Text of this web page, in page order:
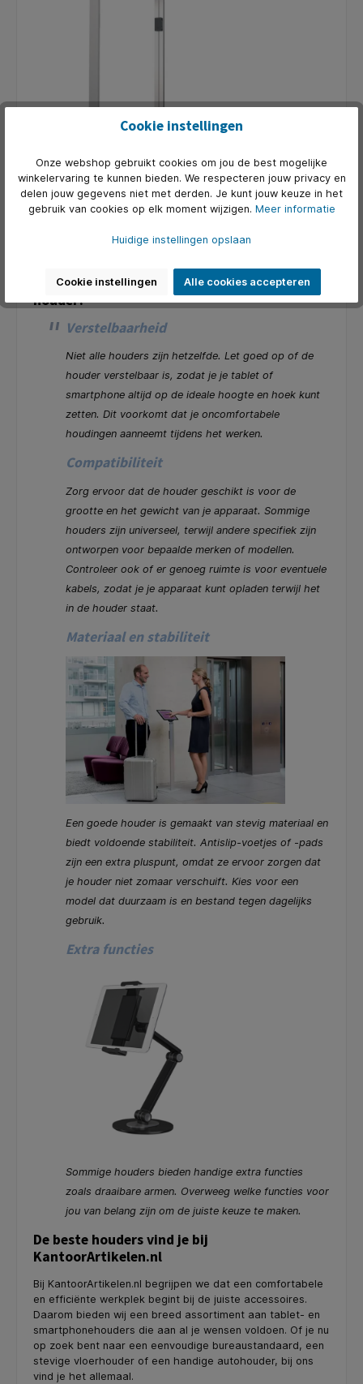
Vloerhouders zijn ideaal voor presentaties, beurzen
of andere situaties waarin je je tablet of smartphone
op een centrale plek wilt plaatsen. Deze houders zijn
vaak in hoogte verstelbaar en hebben een stabiele
Waar moet je op letten bij het kopen van een
houder?
Verstelbaarheid
Niet alle houders zijn hetzelfde. Let goed op of de
houder verstelbaar is, zodat je je tablet of
smartphone altijd op de ideale hoogte en hoek kunt
zetten. Dit voorkomt dat je oncomfortabele
houdingen aanneemt tijdens het werken.
Compatibiliteit
Zorg ervoor dat de houder geschikt is voor de
grootte en het gewicht van je apparaat. Sommige
houders zijn universeel, terwijl andere specifiek zijn
ontworpen voor bepaalde merken of modellen.
Controleer ook of er genoeg ruimte is voor eventuele
kabels, zodat je je apparaat kunt opladen terwijl het
in de houder staat.
Materiaal en stabiliteit
Een goede houder is gemaakt van stevig materiaal en
biedt voldoende stabiliteit. Antislip-voetjes of -pads
zijn een extra pluspunt, omdat ze ervoor zorgen dat
je houder niet zomaar verschuift. Kies voor een
model dat duurzaam is en bestand tegen dagelijks
gebruik.
Extra functies
Sommige houders bieden handige extra functies
zoals draaibare armen. Overweeg welke functies voor
jou van belang zijn om de juiste keuze te maken.
De beste houders vind je bij
KantoorArtikelen.nl
Bij KantoorArtikelen.nl begrijpen we dat een comfortabele
en efficiënte werkplek begint bij de juiste accessoires.
Daarom bieden wij een breed assortiment aan tablet- en
smartphonehouders die aan al je wensen voldoen. Of je nu
op zoek bent naar een eenvoudige bureaustandaard, een
stevige vloerhouder of een handige autohouder, bij ons
vind je het allemaal.
Cookie instellingen
Onze webshop gebruikt cookies om jou de best mogelijke
winkelervaring te kunnen bieden. We respecteren jouw privacy en
delen jouw gegevens niet met derden. Je kunt jouw keuze in het
gebruik van cookies op elk moment wijzigen. Meer informatie
Huidige instellingen opslaan
Cookie instellingen Alle cookies accepteren